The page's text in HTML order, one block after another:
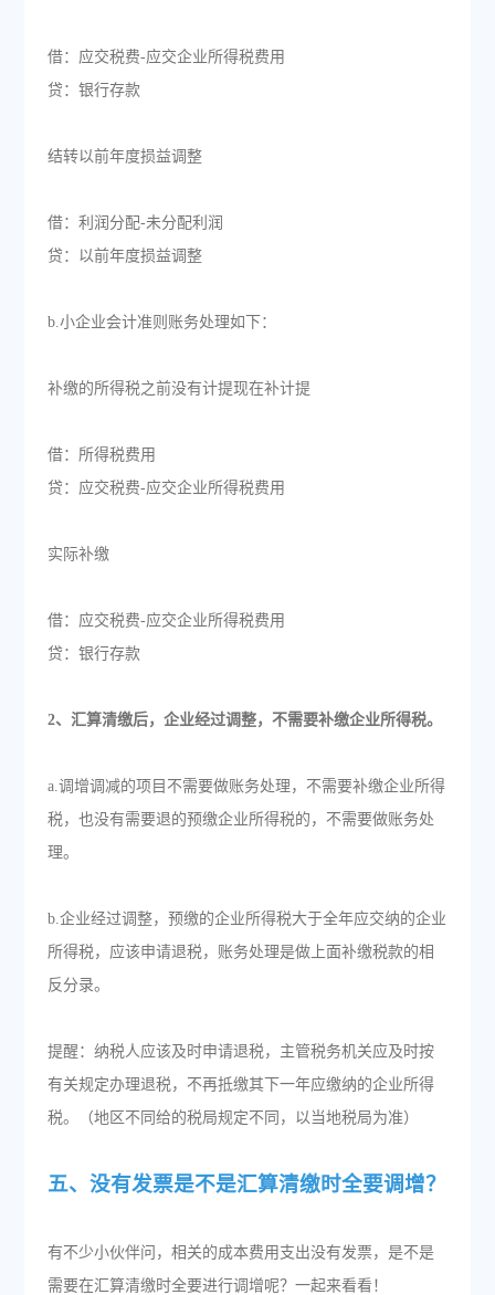
借：应交税费-应交企业所得税费用
贷：银行存款
结转以前年度损益调整
借：利润分配-未分配利润
贷：以前年度损益调整
b.小企业会计准则账务处理如下：
补缴的所得税之前没有计提现在补计提
借：所得税费用
贷：应交税费-应交企业所得税费用
实际补缴
借：应交税费-应交企业所得税费用
贷：银行存款
2、汇算清缴后，企业经过调整，不需要补缴企业所得税。
a.调增调减的项目不需要做账务处理，不需要补缴企业所得
税，也没有需要退的预缴企业所得税的，不需要做账务处
理。
b.企业经过调整，预缴的企业所得税大于全年应交纳的企业
所得税，应该申请退税，账务处理是做上面补缴税款的相
反分录。
提醒：纳税人应该及时申请退税，主管税务机关应及时按
有关规定办理退税，不再抵缴其下一年应缴纳的企业所得
税。（地区不同给的税局规定不同，以当地税局为准）
五、没有发票是不是汇算清缴时全要调增？
有不少小伙伴问，相关的成本费用支出没有发票，是不是
需要在汇算清缴时全要进行调增呢？一起来看看！